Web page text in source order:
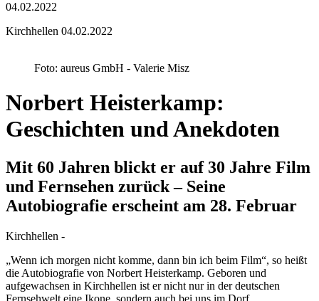
04.02.2022
Kirchhellen 04.02.2022
Foto: aureus GmbH - Valerie Misz
Norbert Heisterkamp:
Geschichten und Anekdoten
Mit 60 Jahren blickt er auf 30 Jahre Film
und Fernsehen zurück – Seine
Autobiografie erscheint am 28. Februar
Kirchhellen -
„Wenn ich morgen nicht komme, dann bin ich beim Film“, so heißt
die Autobiografie von Norbert Heisterkamp. Geboren und
aufgewachsen in Kirchhellen ist er nicht nur in der deutschen
Fernsehwelt eine Ikone, sondern auch bei uns im Dorf.